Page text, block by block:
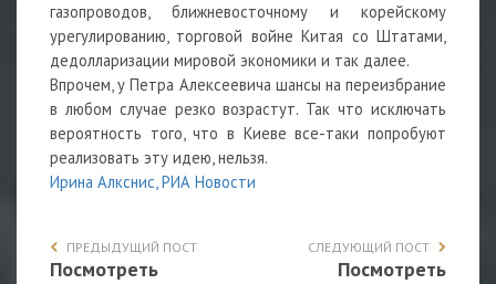
газопроводов, ближневосточному и корейскому
урегулированию, торговой войне Китая со Штатами,
дедолларизации мировой экономики и так далее.
Впрочем, у Петра Алексеевича шансы на переизбрание
в любом случае резко возрастут. Так что исключать
вероятность того, что в Киеве все-таки попробуют
реализовать эту идею, нельзя.
Ирина Алкснис, РИА Новости
ПРЕДЫДУЩИЙ ПОСТ
Посмотреть
СЛЕДУЮЩИЙ ПОСТ
Посмотреть